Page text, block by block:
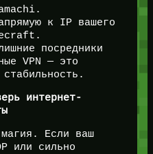
к IP вашего
посредники
VPN — это
интернет-
Если ваш
или сильно